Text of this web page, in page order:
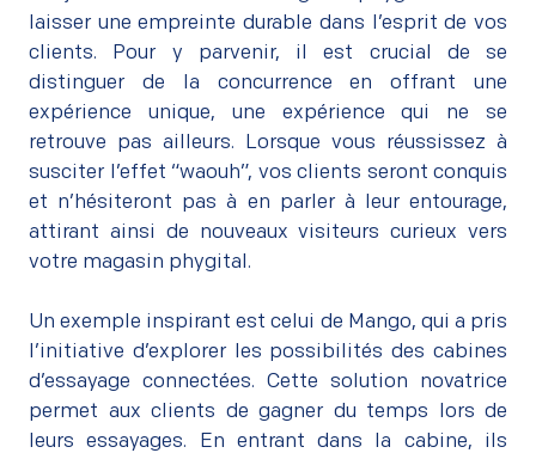
laisser une empreinte durable dans l’esprit de vos
clients. Pour y parvenir, il est crucial de se
distinguer de la concurrence en offrant une
expérience unique, une expérience qui ne se
retrouve pas ailleurs. Lorsque vous réussissez à
susciter l’effet “waouh”, vos clients seront conquis
et n’hésiteront pas à en parler à leur entourage,
attirant ainsi de nouveaux visiteurs curieux vers
votre magasin phygital.
Un exemple inspirant est celui de Mango, qui a pris
l’initiative d’explorer les possibilités des cabines
d’essayage connectées. Cette solution novatrice
permet aux clients de gagner du temps lors de
leurs essayages. En entrant dans la cabine, ils